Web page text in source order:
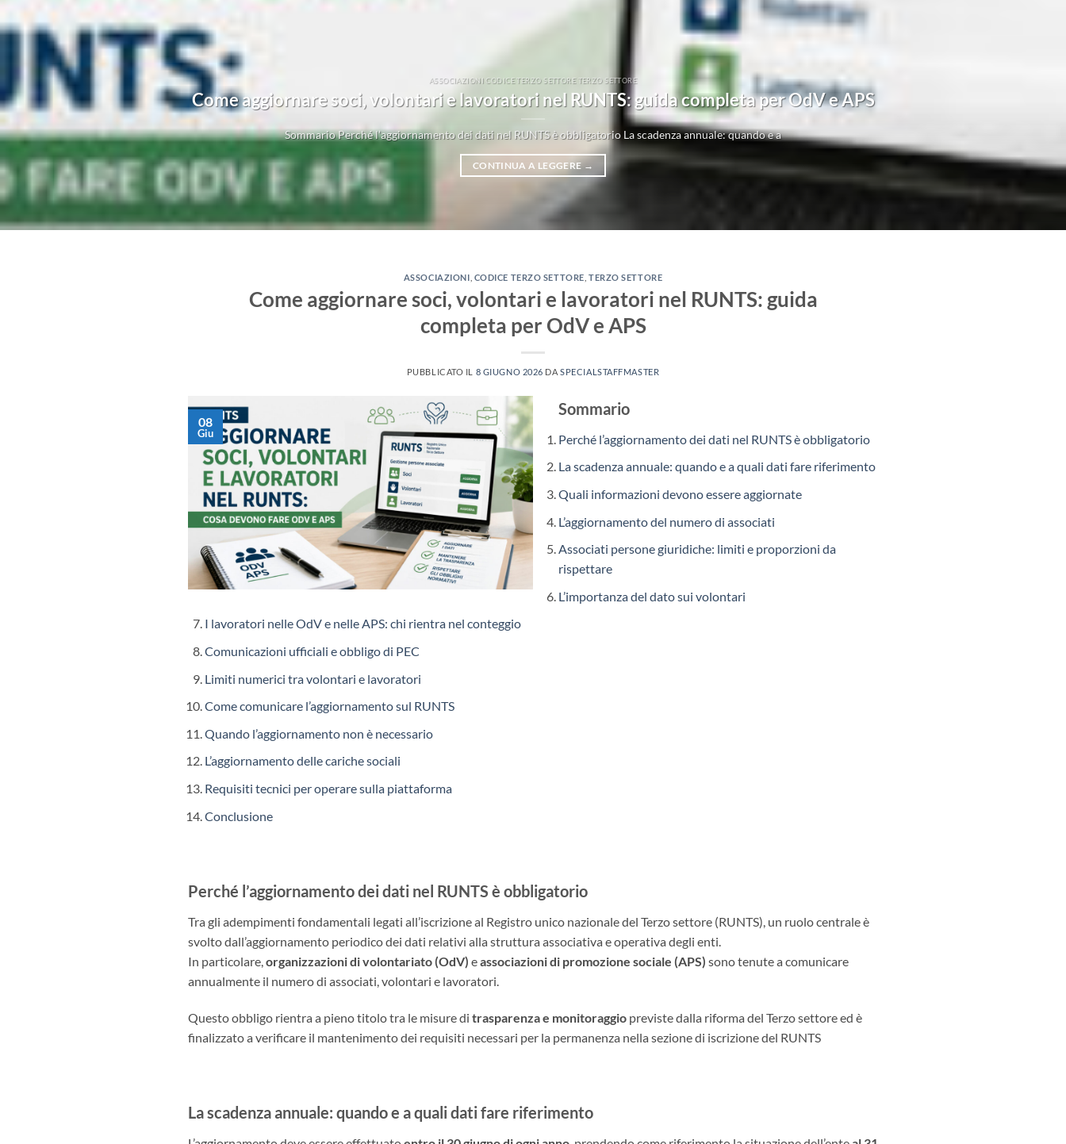
ASSOCIAZIONI CODICE TERZO SETTORE TERZO SETTORE
Come aggiornare soci, volontari e lavoratori nel RUNTS: guida completa per OdV e APS
Sommario Perché l’aggiornamento dei dati nel RUNTS è obbligatorio La scadenza annuale: quando e a
CONTINUA A LEGGERE →
ASSOCIAZIONI CODICE TERZO SETTORE TERZO SETTORE
Come aggiornare soci, volontari e lavoratori nel RUNTS: guida
completa per OdV e APS
PUBBLICATO IL 8 GIUGNO 2026 DASPECIALSTAFFMASTER
08
Giu
Sommario
Perché l’aggiornamento dei dati nel RUNTS è obbligatorio
La scadenza annuale: quando e a quali dati fare riferimento
Quali informazioni devono essere aggiornate
L’aggiornamento del numero di associati
Associati persone giuridiche: limiti e proporzioni da
rispettare
L’importanza del dato sui volontari
I lavoratori nelle OdV e nelle APS: chi rientra nel conteggio
Comunicazioni ufficiali e obbligo di PEC
Limiti numerici tra volontari e lavoratori
Come comunicare l’aggiornamento sul RUNTS
Quando l’aggiornamento non è necessario
L’aggiornamento delle cariche sociali
Requisiti tecnici per operare sulla piattaforma
Conclusione
Perché l’aggiornamento dei dati nel RUNTS è obbligatorio
Tra gli adempimenti fondamentali legati all’iscrizione al Registro unico nazionale del Terzo settore (RUNTS), un ruolo centrale è
svolto dall’aggiornamento periodico dei dati relativi alla struttura associativa e operativa degli enti.
In particolare,organizzazioni di volontariato (OdV) eassociazioni di promozione sociale (APS) sono tenute a comunicare
annualmente il numero di associati, volontari e lavoratori.
Questo obbligo rientra a pieno titolo tra le misure di trasparenza e monitoraggio previste dalla riforma del Terzo settore ed è
finalizzato a verificare il mantenimento dei requisiti necessari per la permanenza nella sezione di iscrizione del RUNTS
La scadenza annuale: quando e a quali dati fare riferimento